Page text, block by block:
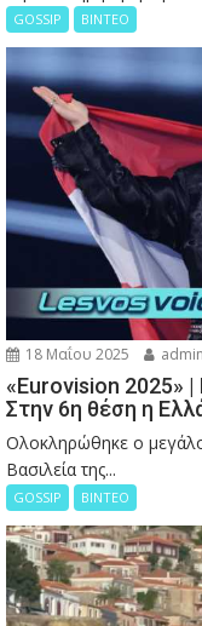
GOSSIP ΒΙΝΤΕΟ
18 Μαΐου 2025
«Eurovision 2025» |
Στην 6η θέση η
Ολοκληρώθηκε ο
Βασιλεία της...
GOSSIP ΒΙΝΤΕΟ